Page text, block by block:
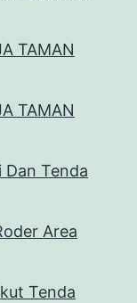
TAMAN
TAMAN
Dan Tenda
Area
Tenda